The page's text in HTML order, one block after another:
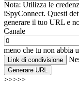
Nota: Utilizza le
iSpyConnect. Questi
generare il tuo URL e
Canale
meno che tu non abbia
Link di condivisione
Generare URL
>>>>>